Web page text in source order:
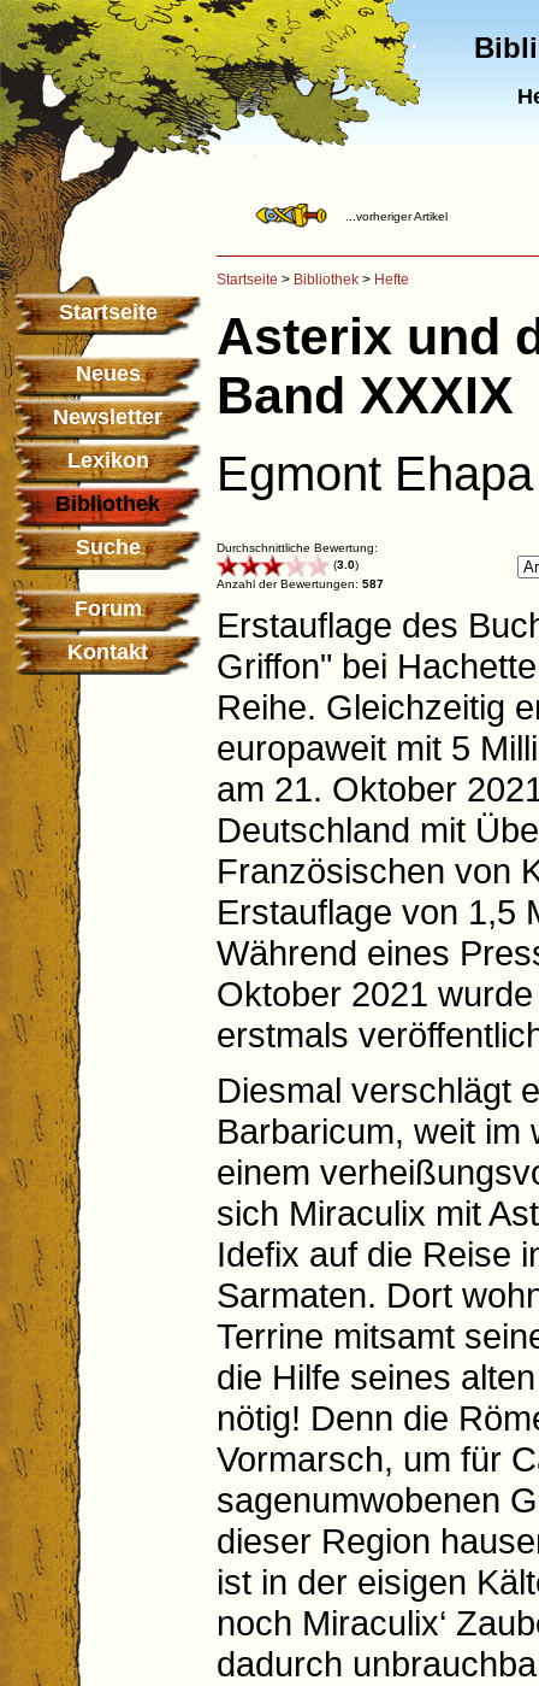
Startseite
Neues
Newsletter
Lexikon
Bibliothek
Suche
Forum
Kontakt
...vorheriger Artikel
Startseite > Bibliothek > Hefte
Asterix und
Band XXXIX
Egmont
Durchschnittliche Bewertung:
(3.0)
Anzahl der Bewertungen: 587
Erstauflage des
Griffon" bei
Reihe. Gleichzeitig
europaweit mit 5
am 21. Oktober
Deutschland mit
Französischen von
Erstauflage von 1,5
Während eines
Oktober 2021
erstmals
Diesmal verschlägt
Barbaricum, weit im
einem
sich Miraculix mit
Idefix auf die Reise
Sarmaten. Dort
Terrine mitsamt
die Hilfe seines
nötig! Denn die
Vormarsch, um für
sagenumwobenen
dieser Region
ist in der eisigen
noch Miraculix‘
dadurch